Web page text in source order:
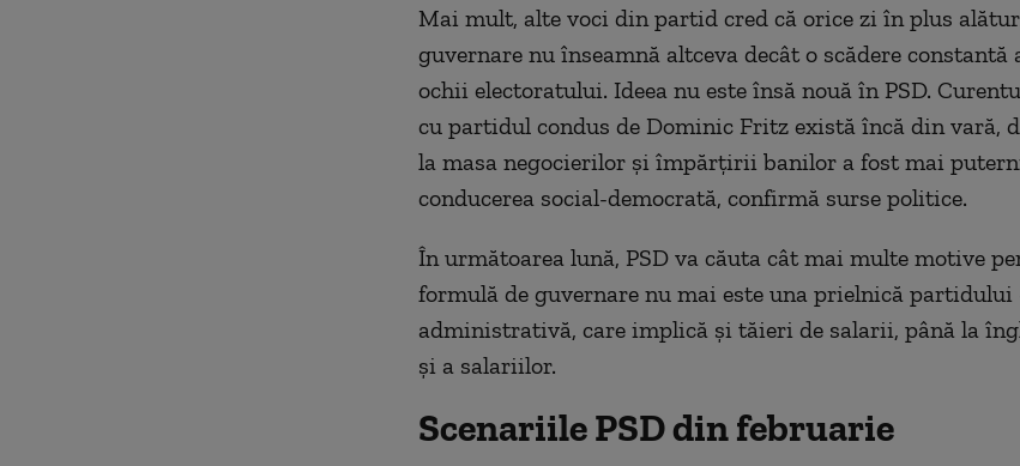
Mai mult, alte voci din partid cred că orice zi în plus
guvernare nu înseamnă altceva decât o scădere
ochii electoratului. Ideea nu este însă nouă în PSD.
cu partidul condus de Dominic Fritz există încă din vară,
la masa negocierilor și împărțirii banilor a fost mai
conducerea social-democrată, confirmă surse politice.
În următoarea lună, PSD va căuta cât mai multe motive
formulă de guvernare nu mai este una prielnică
administrativă, care implică și tăieri de salarii, până la
și a salariilor.
Scenariile PSD din februarie